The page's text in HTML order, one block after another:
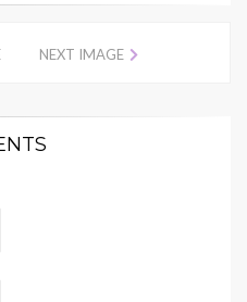
NEXT IMAGE